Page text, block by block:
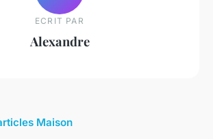
ECRIT PAR
Alexandre
Maison